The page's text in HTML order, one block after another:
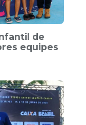
de
equipes